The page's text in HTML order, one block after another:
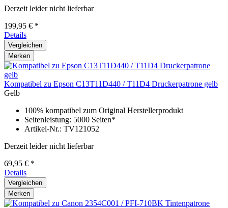
Derzeit leider nicht lieferbar
199,95 € *
Details
Vergleichen
Merken
Kompatibel zu Epson C13T11D440 / T11D4 Druckerpatrone gelb
Gelb
100% kompatibel zum Original Herstellerprodukt
Seitenleistung: 5000 Seiten*
Artikel-Nr.: TV121052
Derzeit leider nicht lieferbar
69,95 € *
Details
Vergleichen
Merken